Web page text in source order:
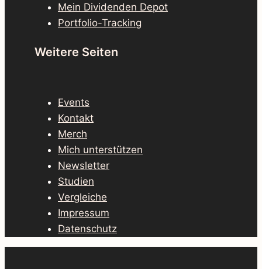
Mein Dividenden Depot
Portfolio-Tracking
Weitere Seiten
Events
Kontakt
Merch
Mich unterstützen
Newsletter
Studien
Vergleiche
Impressum
Datenschutz